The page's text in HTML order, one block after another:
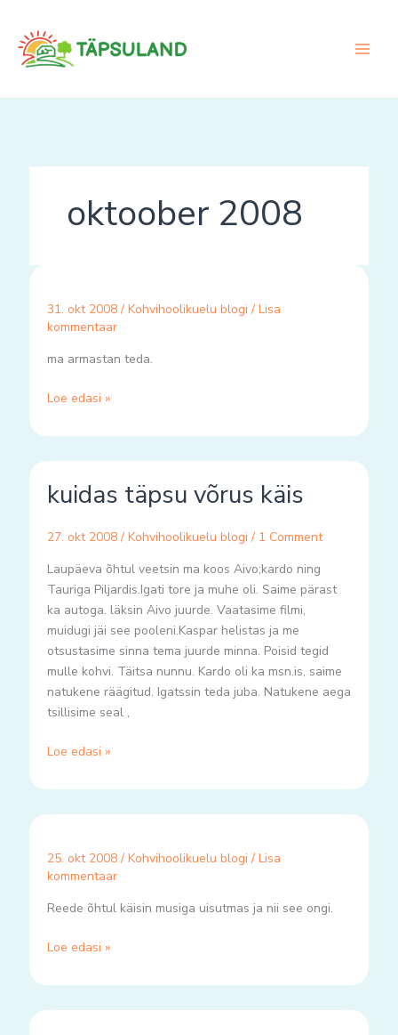
content
oktoober 2008
31. okt 2008 / Kohvihoolikuelu blogi / Lisa
kommentaar
ma armastan teda.
Loe edasi »
kuidas täpsu võrus käis
27. okt 2008 / Kohvihoolikuelu blogi / 1 Comment
Laupäeva õhtul veetsin ma koos Aivo;kardo ning
Tauriga Piljardis.Igati tore ja muhe oli. Saime pärast
ka autoga. läksin Aivo juurde. Vaatasime filmi,
muidugi jäi see pooleni.Kaspar helistas ja me
otsustasime sinna tema juurde minna. Poisid tegid
mulle kohvi. Täitsa nunnu. Kardo oli ka msn.is, saime
natukene räägitud. Igatssin teda juba. Natukene aega
tsillisime seal ,
täpsu
käis
Loe edasi »
25. okt 2008 / Kohvihoolikuelu blogi / Lisa
kommentaar
Reede õhtul käisin musiga uisutmas ja nii see ongi.
Loe edasi »